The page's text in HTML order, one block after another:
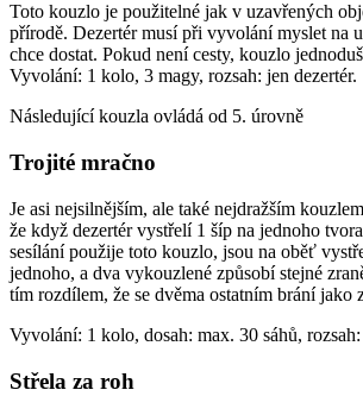
Toto kouzlo je použitelné jak v uzavřených
přírodě. Dezertér musí při vyvolání myslet na
chce dostat. Pokud není cesty, kouzlo
Vyvolání: 1 kolo, 3 magy, rozsah: jen dezertér.
Následující kouzla ovládá od 5. úrovně
Trojité mračno
Je asi nejsilnějším, ale také nejdražším
že když dezertér vystřelí 1 šíp na jednoho
sesílání použije toto kouzlo, jsou na oběť
jednoho, a dva vykouzlené způsobí stejné
tím rozdílem, že se dvěma ostatním brání jako
Vyvolání: 1 kolo, dosah: max. 30 sáhů,
Střela za roh